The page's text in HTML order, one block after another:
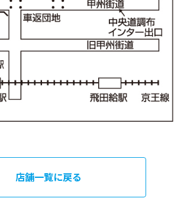
店舗一覧に戻る